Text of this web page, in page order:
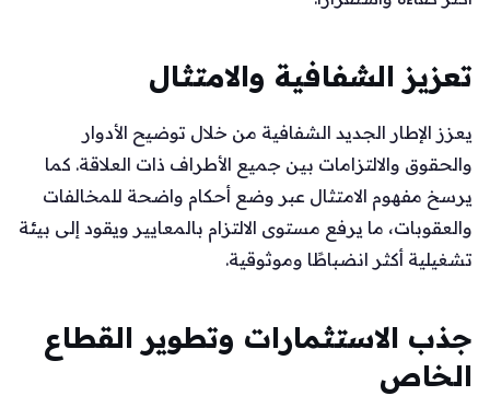
تعزيز الشفافية والامتثال
يعزز الإطار الجديد الشفافية من خلال توضيح الأدوار
والحقوق والالتزامات بين جميع الأطراف ذات العلاقة. كما
يرسخ مفهوم الامتثال عبر وضع أحكام واضحة للمخالفات
والعقوبات، ما يرفع مستوى الالتزام بالمعايير ويقود إلى بيئة
تشغيلية أكثر انضباطًا وموثوقية.
جذب الاستثمارات وتطوير القطاع
الخاص